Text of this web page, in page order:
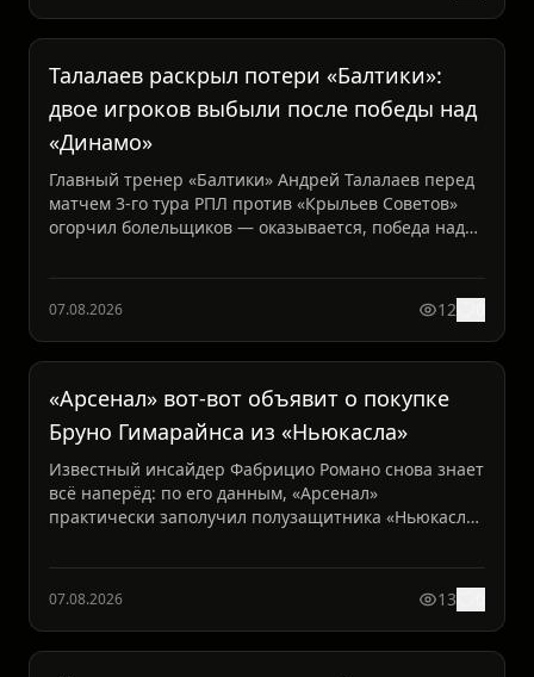
Талалаев раскрыл потери «Балтики»:
двое игроков выбыли после победы над
«Динамо»
Главный тренер «Балтики» Андрей Талалаев перед
матчем 3-го тура РПЛ против «Крыльев Советов»
огорчил болельщиков — оказывается, победа над
07.08.2026 12
«Арсенал» вот-вот объявит о покупке
Бруно Гимарайнса из «Ньюкасла»
Известный инсайдер Фабрицио Романо снова знает
всё наперёд: по его данным, «Арсенал»
практически заполучил полузащитника «Ньюкасла»
07.08.2026 13